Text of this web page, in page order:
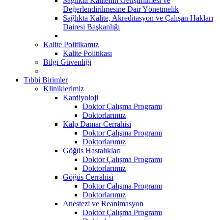
Değerlendirilmesine Dair Yönetmelik
Sağlıkta Kalite, Akreditasyon ve Çalışan Hakları
Dairesi Başkanlığı
Kalite Politikamız
Kalite Politikası
Bilgi Güvenliği
Tıbbi Birimler
Kliniklerimiz
Kardiyoloji
Doktor Çalışma Programı
Doktorlarımız
Kalp Damar Cerrahisi
Doktor Çalışma Programı
Doktorlarımız
Göğüs Hastalıkları
Doktor Çalışma Programı
Doktorlarımız
Göğüs Cerrahisi
Doktor Çalışma Programı
Doktorlarımız
Anestezi ve Reanimasyon
Doktor Çalışma Programı